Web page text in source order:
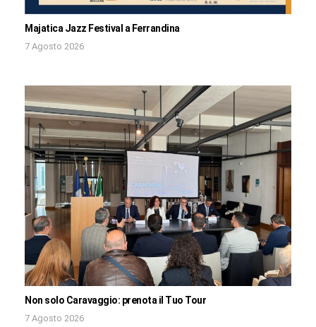
Majatica Jazz Festival a Ferrandina
7 Agosto 2026
Non solo Caravaggio: prenota il Tuo Tour
7 Agosto 2026